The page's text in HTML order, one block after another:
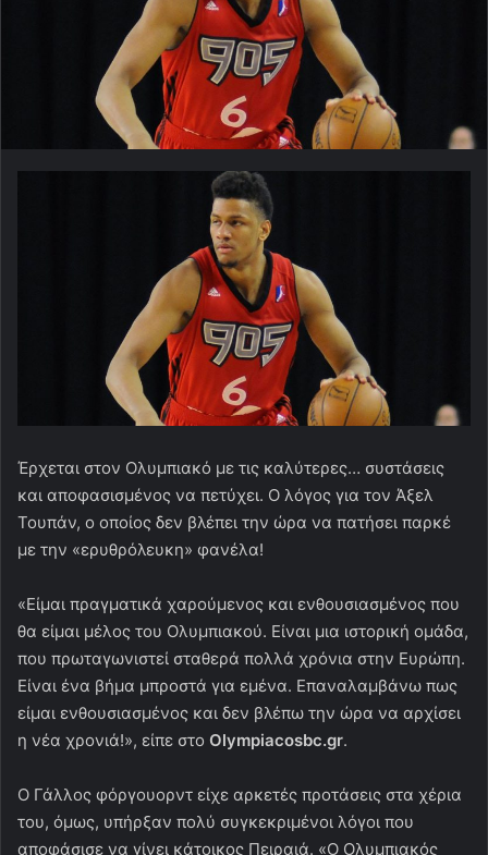
Έρχεται στον Ολυμπιακό με τις καλύτερες… συστάσεις
και αποφασισμένος να πετύχει. Ο λόγος για τον Άξελ
Τουπάν, ο οποίος δεν βλέπει την ώρα να πατήσει παρκέ
με την «ερυθρόλευκη» φανέλα!
«Είμαι πραγματικά χαρούμενος και ενθουσιασμένος που
θα είμαι μέλος του Ολυμπιακού. Είναι μια ιστορική ομάδα,
που πρωταγωνιστεί σταθερά πολλά χρόνια στην Ευρώπη.
Είναι ένα βήμα μπροστά για εμένα. Επαναλαμβάνω πως
είμαι ενθουσιασμένος και δεν βλέπω την ώρα να αρχίσει
η νέα χρονιά!», είπε στο Olympiacosbc.gr.
Ο Γάλλος φόργουορντ είχε αρκετές προτάσεις στα χέρια
του, όμως, υπήρξαν πολύ συγκεκριμένοι λόγοι που
αποφάσισε να γίνει κάτοικος Πειραιά. «Ο Ολυμπιακός